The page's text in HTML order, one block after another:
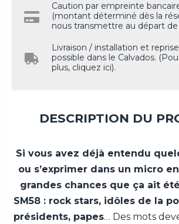
Caution par empreinte
(montant déterminé dès la
nous transmettre au départ de
Livraison / installation et
possible dans le Calvados.
plus, cliquez ici).
DESCRIPTION DU
Si vous avez déjà entendu
ou s’exprimer dans un micro
grandes chances que ça ait
SM58 : rock stars, idôles de la
présidents, papes… Des mots